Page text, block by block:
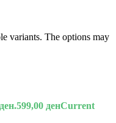
variants. The options may
599,00 денCurrent